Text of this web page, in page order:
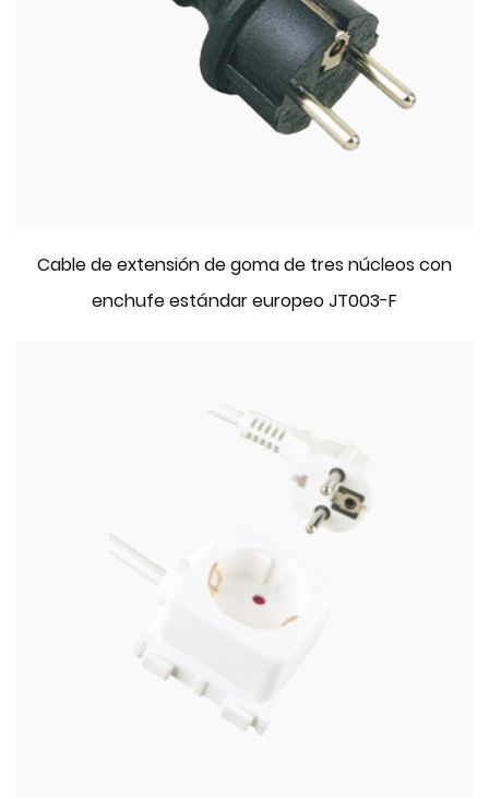
Cable de extensión de goma de tres núcleos con
enchufe estándar europeo JT003-F